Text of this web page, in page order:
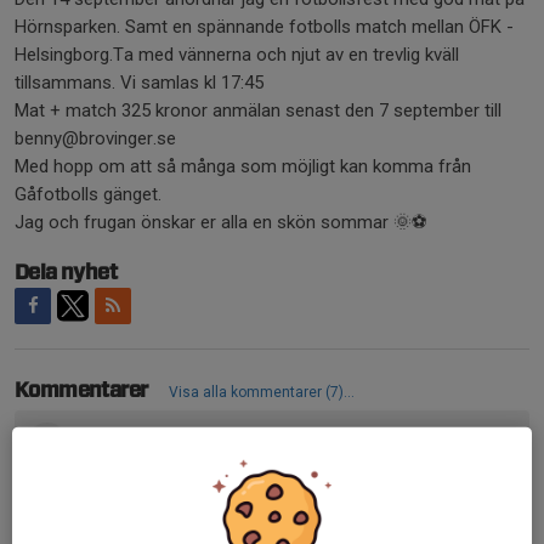
Hörnsparken. Samt en spännande fotbolls match mellan ÖFK -
Helsingborg.Ta med vännerna och njut av en trevlig kväll
tillsammans. Vi samlas kl 17:45
Mat + match 325 kronor anmälan senast den 7 september till
benny@brovinger.se
Med hopp om att så många som möjligt kan komma från
Gåfotbolls gänget.
Jag och frugan önskar er alla en skön sommar 🌞⚽️
Dela nyhet
Kommentarer Visa alla kommentarer (7)...
Tack så jättemycket Benny o Elisabeth för allt ni gör, det
blir så trevligt och bra!
God Sommar till alla!😊⚽️